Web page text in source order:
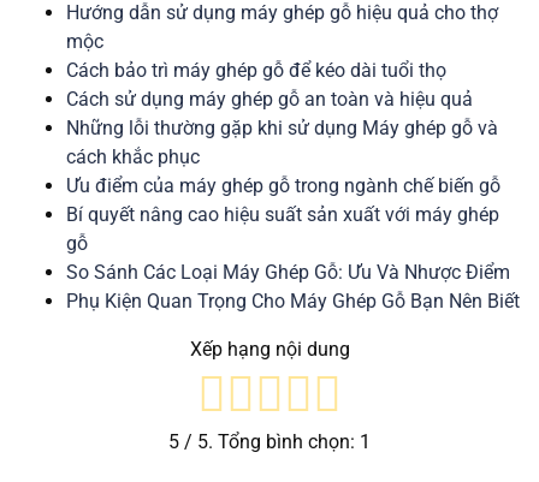
Hướng dẫn sử dụng máy ghép gỗ hiệu quả cho thợ
mộc
Cách bảo trì máy ghép gỗ để kéo dài tuổi thọ
Cách sử dụng máy ghép gỗ an toàn và hiệu quả
Những lỗi thường gặp khi sử dụng Máy ghép gỗ và
cách khắc phục
Ưu điểm của máy ghép gỗ trong ngành chế biến gỗ
Bí quyết nâng cao hiệu suất sản xuất với máy ghép
gỗ
So Sánh Các Loại Máy Ghép Gỗ: Ưu Và Nhược Điểm
Phụ Kiện Quan Trọng Cho Máy Ghép Gỗ Bạn Nên Biết
Xếp hạng nội dung
5 / 5. Tổng bình chọn: 1